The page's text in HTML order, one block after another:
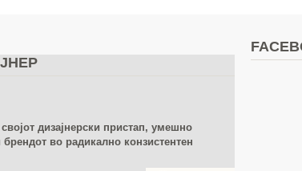
дизајнерски пристап, умешно
во радикално конзистентен